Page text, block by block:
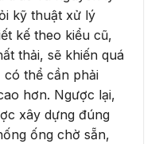
kỹ thuật xử lý
kế theo kiểu cũ,
thải, sẽ khiến quá
thể cần phải
hơn. Ngược lại,
xây dựng đúng
ống chờ sẵn,